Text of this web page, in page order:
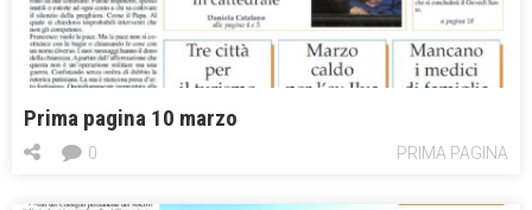
Prima pagina 10 marzo
PRIMA PAGINA
0